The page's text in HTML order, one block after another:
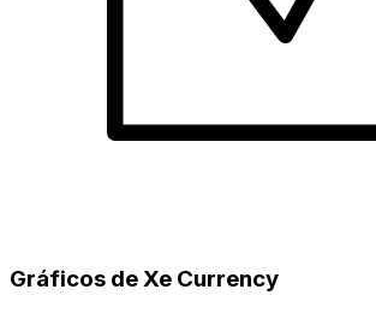
Gráficos de Xe Currency